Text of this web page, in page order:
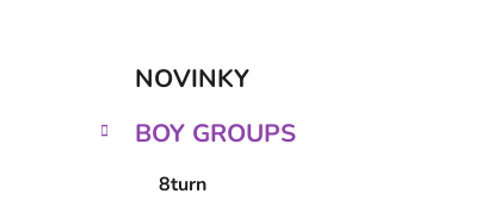
č
Preskočiť
kategórie
e
NOVINKY
BOY GROUPS
8turn